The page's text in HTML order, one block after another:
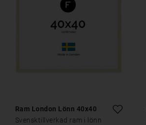
Ram London Lönn 40x40
Svensktillverkad ram i lönn